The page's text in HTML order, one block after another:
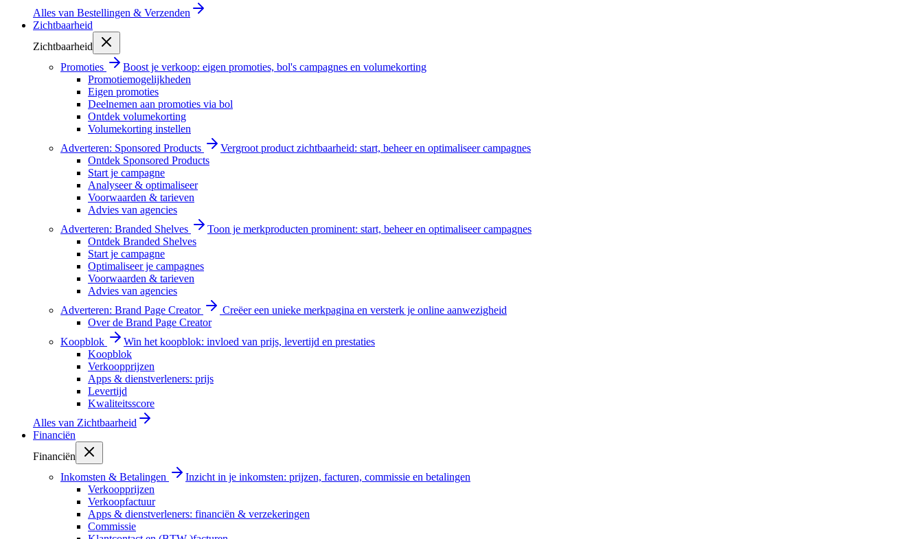
Alles van Bestellingen & Verzenden
Zichtbaarheid
Zichtbaarheid
Promoties
Boost je verkoop: eigen promoties, bol's campagnes en volumekorting
Promotiemogelijkheden
Eigen promoties
Deelnemen aan promoties via bol
Ontdek volumekorting
Volumekorting instellen
Adverteren: Sponsored Products
Vergroot product zichtbaarheid: start, beheer en optimaliseer campagnes
Ontdek Sponsored Products
Start je campagne
Analyseer & optimaliseer
Voorwaarden & tarieven
Advies van agencies
Adverteren: Branded Shelves
Toon je merkproducten prominent: start, beheer en optimaliseer campagnes
Ontdek Branded Shelves
Start je campagne
Optimaliseer je campagnes
Voorwaarden & tarieven
Advies van agencies
Adverteren: Brand Page Creator
Creëer een unieke merkpagina en versterk je online aanwezigheid
Over de Brand Page Creator
Koopblok
Win het koopblok: invloed van prijs, levertijd en prestaties
Koopblok
Verkoopprijzen
Apps & dienstverleners: prijs
Levertijd
Kwaliteitsscore
Alles van Zichtbaarheid
Financiën
Financiën
Inkomsten & Betalingen
Inzicht in je inkomsten: prijzen, facturen, commissie en betalingen
Verkoopprijzen
Verkoopfactuur
Apps & dienstverleners: financiën & verzekeringen
Commissie